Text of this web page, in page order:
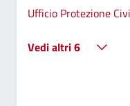
Ufficio Protezione
Vedi altri 6